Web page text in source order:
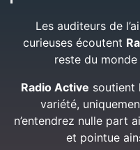
Les auditeurs de
curieuses écoutent
reste du monde
Radio Active soutient
variété,
n’entendrez nulle part
et pointue